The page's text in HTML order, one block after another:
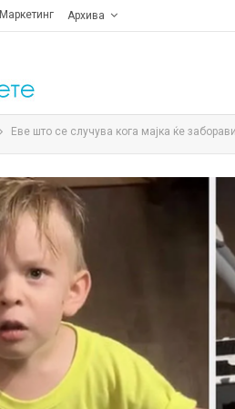
Маркетинг Архива
Еве што се случува кога мајка ќе